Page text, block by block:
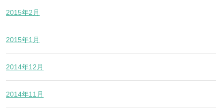
2015年2月
2015年1月
2014年12月
2014年11月